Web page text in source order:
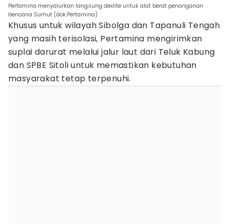
Pertamina menyalurkan langsung dexlite untuk alat berat penanganan
bencana Sumut (dok.Pertamina)
Khusus untuk wilayah Sibolga dan Tapanuli Tengah
yang masih terisolasi, Pertamina mengirimkan
suplai darurat melalui jalur laut dari Teluk Kabung
dan SPBE Sitoli untuk memastikan kebutuhan
masyarakat tetap terpenuhi.